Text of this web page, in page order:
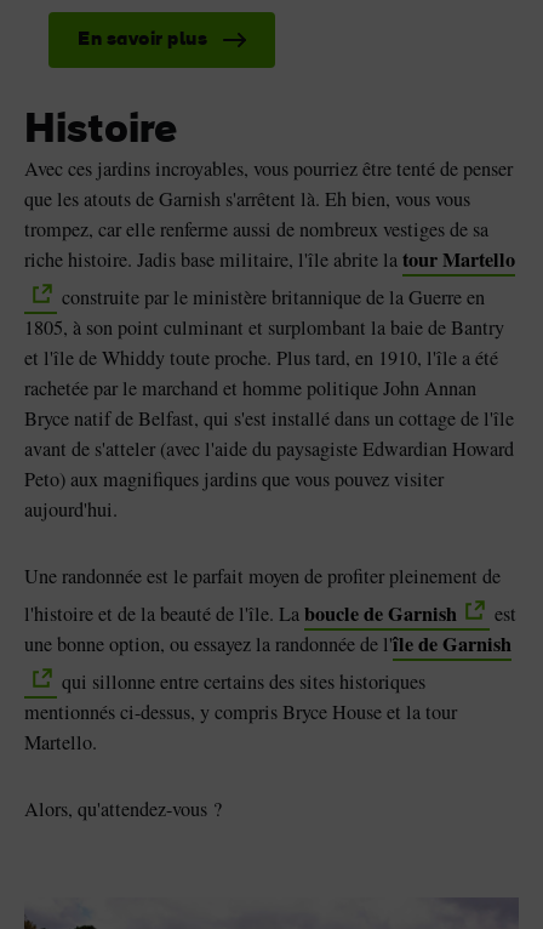
En savoir plus
Histoire
Avec ces jardins incroyables, vous pourriez être tenté de penser
que les atouts de Garnish s'arrêtent là. Eh bien, vous vous
trompez, car elle renferme aussi de nombreux vestiges de sa
riche histoire. Jadis base militaire, l'île abrite latour Martello
construite par le ministère britannique de la Guerre en
1805, à son point culminant et surplombant la baie de Bantry
et l'île de Whiddy toute proche. Plus tard, en 1910, l'île a été
rachetée par le marchand et homme politique John Annan
Bryce natif de Belfast, qui s'est installé dans un cottage de l'île
avant de s'atteler (avec l'aide du paysagiste Edwardian Howard
Peto) aux magnifiques jardins que vous pouvez visiter
aujourd'hui.
Une randonnée est le parfait moyen de profiter pleinement de
l'histoire et de la beauté de l'île. Laboucle de Garnish
est
une bonne option, ou essayez la randonnée de l'île de Garnish
qui sillonne entre certains des sites historiques
mentionnés ci-dessus, y compris Bryce House et la tour
Martello.
Alors, qu'attendez-vous ?